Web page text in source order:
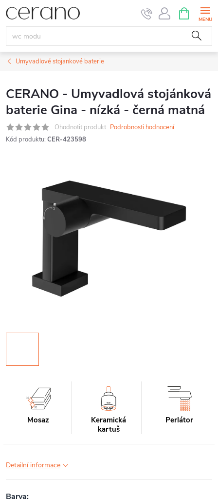
Přejít
na
obsah
NÁKUPNÍ
KOŠÍK
Umyvadlové stojankové baterie
CERANO - Umyvadlová stojánková
baterie Gina - nízká - černá matná
Ohodnotit produkt Podrobnosti hodnocení
Kód produktu: CER-423598
Mosaz
Keramická
kartuš
Perlátor
Detailní informace